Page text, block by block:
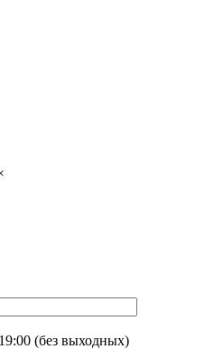
(без выходных)